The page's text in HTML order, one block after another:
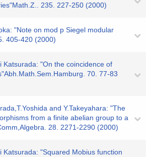
235. 227-250 (2000)
"Note on mod p Siegel modular
405-420 (2000)
Katsurada: "On the coincidence of
70. 77-83
and Y.Takeyahara: "The
from a finite abelian group to a
28. 2271-2290 (2000)
Katsurada: "Squared Mobius function